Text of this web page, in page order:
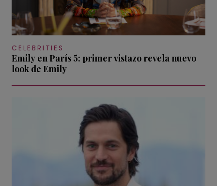
CELEBRITIES
Emily en París 5: primer vistazo revela nuevo
look de Emily